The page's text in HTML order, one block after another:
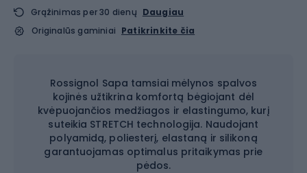
Grąžinimas per 30 dienų Daugiau
Originalūs gaminiai Patikrinkite čia
Rossignol Sapa tamsiai mėlynos spalvos
kojinės užtikrina komfortą bėgiojant dėl
kvėpuojančios medžiagos ir elastingumo, kurį
suteikia STRETCH technologija. Naudojant
polyamidą, poliesterį, elastaną ir silikoną
garantuojamas optimalus pritaikymas prie
pėdos.